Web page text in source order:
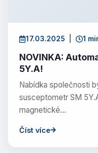
17.03.2025 1
NOVINKA:
5Y.A!
Nabídka společnosti
susceptometr SM
magnetické…
Číst více